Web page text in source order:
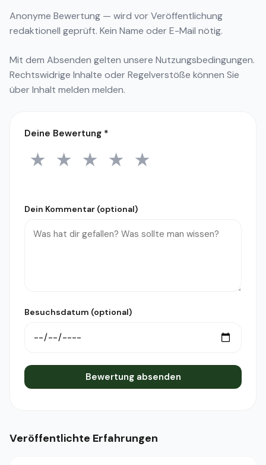
Anonyme Bewertung — wird vor Veröffentlichung
redaktionell geprüft. Kein Name oder E-Mail nötig.
Mit dem Absenden gelten unsere Nutzungsbedingungen.
Rechtswidrige Inhalte oder Regelverstöße können Sie
überInhalt melden melden.
Deine Bewertung *
1 Stern
★ 2 Sterne
★ 3 Sterne
★ 4 Sterne
★ 5 Sterne
★
Dein Kommentar (optional)
Besuchsdatum (optional)
Bewertung absenden
Veröffentlichte Erfahrungen